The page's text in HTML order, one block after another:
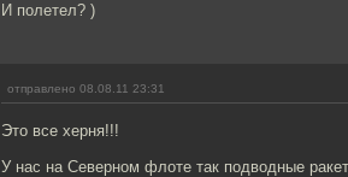
И полетел? )
отправлено 08.08.11 23:31
Это все херня!!!
У нас на Северном флоте так подводные